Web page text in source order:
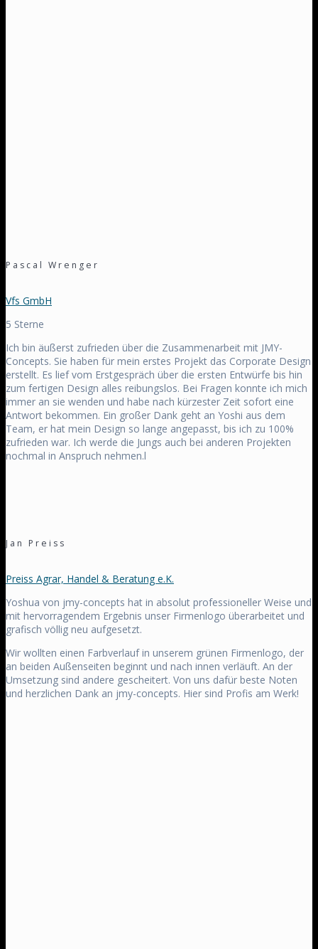
Pascal Wrenger
Vfs GmbH
5 Sterne
Ich bin äußerst zufrieden über die Zusammenarbeit mit JMY-
Concepts. Sie haben für mein erstes Projekt das Corporate Design
erstellt. Es lief vom Erstgespräch über die ersten Entwürfe bis hin
zum fertigen Design alles reibungslos. Bei Fragen konnte ich mich
immer an sie wenden und habe nach kürzester Zeit sofort eine
Antwort bekommen. Ein großer Dank geht an Yoshi aus dem
Team, er hat mein Design so lange angepasst, bis ich zu 100%
zufrieden war. Ich werde die Jungs auch bei anderen Projekten
nochmal in Anspruch nehmen.l
Jan Preiss
Preiss Agrar, Handel & Beratung e.K.
Yoshua von jmy-concepts hat in absolut professioneller Weise und
mit hervorragendem Ergebnis unser Firmenlogo überarbeitet und
grafisch völlig neu aufgesetzt.
Wir wollten einen Farbverlauf in unserem grünen Firmenlogo, der
an beiden Außenseiten beginnt und nach innen verläuft. An der
Umsetzung sind andere gescheitert. Von uns dafür beste Noten
und herzlichen Dank an jmy-concepts. Hier sind Profis am Werk!